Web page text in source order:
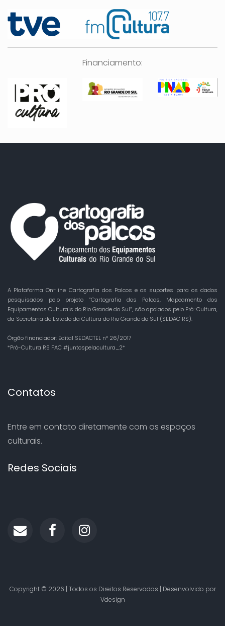
Financiamento:
A Plataforma On-line Cartografia dos Palcos e os suportes para os dados
pesquisados pelo projeto “Cartografia dos Palcos, Mapeamento dos
Equipamentos Culturais do Rio Grande do Sul”, são apoiados pelo Pró-Cultura,
da Secretaria de Estado da Cultura do Rio Grande do Sul (SEDAC RS).
Órgão financiador: Edital SEDACTEL nº 26/2017
*Pró-Cultura RS FAC #juntospelacultura_2*
Contatos
Entre em contato diretamente com os espaços
culturais.
Redes Sociais
Copyright © 2026 | Todos os Direitos Reservados | Desenvolvido por
Vdesign